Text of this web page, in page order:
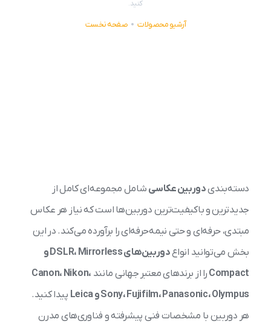
کنید.
آرشیو محصولات صفحه نخست
دسته‌بندیدوربین عکاسی شامل مجموعه‌ای کامل از
جدیدترین و باکیفیت‌ترین دوربین‌ها است که نیاز هر عکاس
مبتدی، حرفه‌ای و حتی نیمه‌حرفه‌ای را برآورده می‌کند. در این
بخش می‌توانید انواع
دوربین‌های DSLR، Mirrorless و
Compact را از برندهای معتبر جهانی مانند Canon، Nikon،
Sony، Fujifilm، Panasonic، Olympus و Leica
پیدا کنید.
هر دوربین با مشخصات فنی پیشرفته و فناوری‌های مدرن